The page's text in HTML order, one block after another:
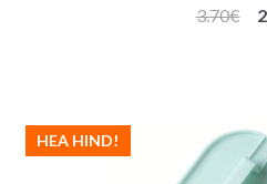
3.70€
HEA HIND!